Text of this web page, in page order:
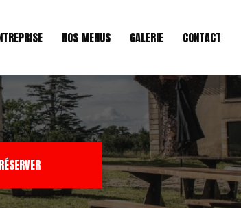
NOS MENUS GALERIE CONTACT
RÉSERVER